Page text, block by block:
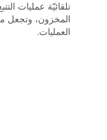
تلقائيّة عمليات
المخزون، وتجعل
العمليات.